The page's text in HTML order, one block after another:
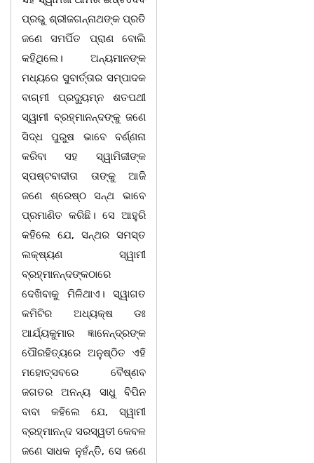
ପ୍ରଭୁ ଶ୍ରୀଜଗନ୍ନାଥଙ୍କ ପ୍ରତି
ଜଣେ ସମର୍ପିତ ପ୍ରାଣ ବୋଲି
କହିଥିଲେ। ଅନ୍ୟମାନଙ୍କ
ମଧ୍ୟରେ ସୁବାର୍ତ୍ତାର ସମ୍ପାଦକ
ବାଗ୍ମୀ ପ୍ରଦ୍ୟୁମ୍ନ ଶତପଥୀ
ସ୍ୱାମୀ ବ୍ରହ୍ମାନନ୍ଦଙ୍କୁ ଜଣେ
ସିଦ୍ଧ ପୁରୁଷ ଭାବେ ବର୍ଣ୍ଣନା
କରିବା ସହ ସ୍ୱାମିଜୀଙ୍କ
ସ୍ପଷ୍ଟବାଦୀତା ତାଙ୍କୁ ଆଜି
ଜଣେ ଶ୍ରେଷ୍ଠ ସନ୍ଥ ଭାବେ
ପ୍ରମାଣିତ କରିଛି। ସେ ଆହୁରି
କହିଲେ ଯେ, ସନ୍ଥର ସମସ୍ତ
ଲକ୍ଷ୍ୟଣ ସ୍ୱାମୀ
ବ୍ରହ୍ମାନନ୍ଦଙ୍କଠାରେ
ଦେଖିବାକୁ ମିଳିଥାଏ। ସ୍ୱାଗତ
କମିଟିର ଅଧ୍ୟକ୍ଷ ଡଃ
ଆର୍ଯ୍ୟକୁମାର ଜ୍ଞାନେନ୍ଦ୍ରଙ୍କ
ପୌରହିତ୍ୟରେ ଅନୁଷ୍ଠିତ ଏହି
ମହୋତ୍ସବରେ ବୈଷ୍ଣବ
ଜଗତର ଅନନ୍ୟ ସାଧୁ ବିପିନ
ବାବା କହିଲେ ଯେ, ସ୍ୱାମୀ
ବ୍ରହ୍ମାନନ୍ଦ ସରସ୍ୱତୀ କେବଳ
ଜଣେ ସାଧକ ନୁହଁନ୍ତି, ସେ ଜଣେ